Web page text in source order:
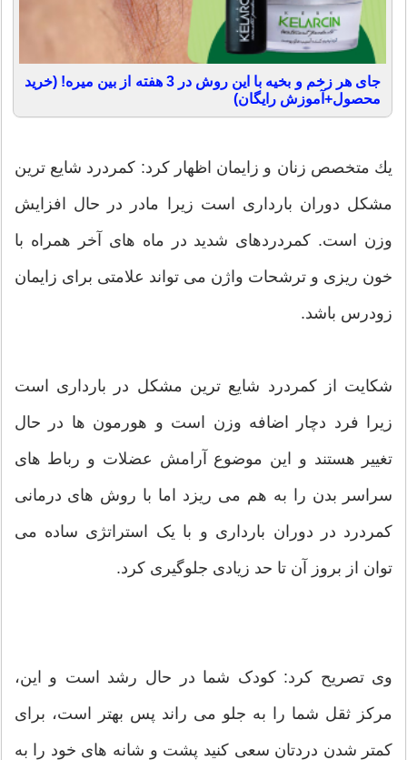
جای هر زخم و بخیه با این روش در 3 هفته از بین میره! (خرید
محصول+آموزش رایگان)
یك متخصص زنان و زایمان اظهار كرد: کمردرد شایع‌ ترین
مشکل دوران بارداری است زیرا مادر در حال افزایش
وزن است. کمردردهای شدید در ماه‌ های آخر همراه با
خون ریزی و ترشحات واژن می ‌تواند علامتی برای زایمان
زودرس باشد.
شکایت از کمردرد شایع ‌ترین مشکل در بارداری است
زیرا فرد دچار اضافه وزن است و هورمون ‌ها در حال
تغییر هستند و این موضوع آرامش عضلات و رباط‌ های
سراسر بدن را به هم می ‌ریزد اما با روش‌ های درمانی
کمردرد در دوران بارداری و با یک استراتژی ساده می
‌توان از بروز آن تا حد زیادی جلوگیری کرد.
وی تصریح کرد: کودک شما در حال رشد است و این،
مرکز ثقل شما را به جلو می‌ راند پس بهتر است، برای
کمتر شدن دردتان سعی کنید پشت و شانه‌ های خود را به